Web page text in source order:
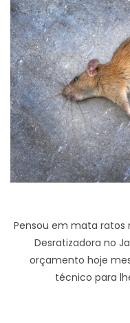
Pensou em mata ratos
Desratizadora no
orçamento hoje
técnico para